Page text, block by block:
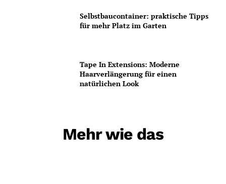
Selbstbaucontainer: praktische Tipps
für mehr Platz im Garten
Tape In Extensions: Moderne
Haarverlängerung für einen
natürlichen Look
Mehr wie das